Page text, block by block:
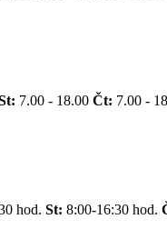
7.00 - 18.00 Čt: 7.00 -
hod. St: 8:00-16:30 hod.